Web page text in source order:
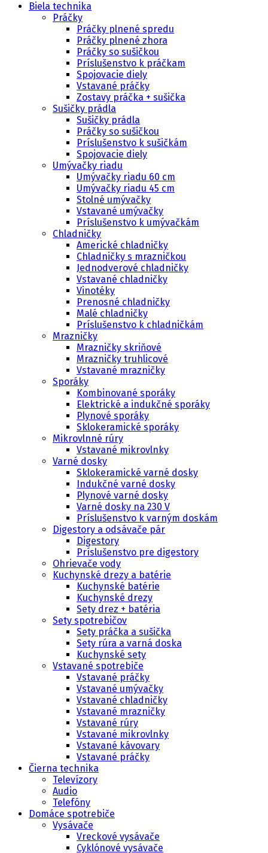
Biela technika
Práčky
Práčky plnené spredu
Práčky plnené zhora
Práčky so sušičkou
Príslušenstvo k práčkam
Spojovacie diely
Vstavané práčky
Zostavy práčka + sušička
Sušičky prádla
Sušičky prádla
Práčky so sušičkou
Príslušenstvo k sušičkám
Spojovacie diely
Umývačky riadu
Umývačky riadu 60 cm
Umývačky riadu 45 cm
Stolné umývačky
Vstavané umývačky
Príslušenstvo k umývačkám
Chladničky
Americké chladničky
Chladničky s mrazničkou
Jednodverové chladničky
Vstavané chladničky
Vinotéky
Prenosné chladničky
Malé chladničky
Príslušenstvo k chladničkám
Mrazničky
Mrazničky skriňové
Mrazničky truhlicové
Vstavané mrazničky
Sporáky
Kombinované sporáky
Elektrické a indukčné sporáky
Plynové sporáky
Sklokeramické sporáky
Mikrovlnné rúry
Vstavané mikrovlnky
Varné dosky
Sklokeramické varné dosky
Indukčné varné dosky
Plynové varné dosky
Varné dosky na 230 V
Príslušenstvo k varným doskám
Digestory a odsávače pár
Digestory
Príslušenstvo pre digestory
Ohrievače vody
Kuchynské drezy a batérie
Kuchynské batérie
Kuchynské drezy
Sety drez + batéria
Sety spotrebičov
Sety práčka a sušička
Sety rúra a varná doska
Kuchynské sety
Vstavané spotrebiče
Vstavané práčky
Vstavané umývačky
Vstavané chladničky
Vstavané mrazničky
Vstavané rúry
Vstavané mikrovlnky
Vstavané kávovary
Vstavané práčky
Čierna technika
Televízory
Audio
Telefóny
Domáce spotrebiče
Vysávače
Vreckové vysávače
Cyklónové vysávače